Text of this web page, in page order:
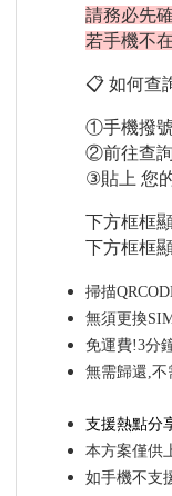
請務必先
若手機不
📋 如何查
①手機撥
②前往查詢
③貼上 您
下方框框
下方框框
掃描
無須更換
免運費!3分
無需歸還,
支援熱點分
本方案僅供
如手機不支